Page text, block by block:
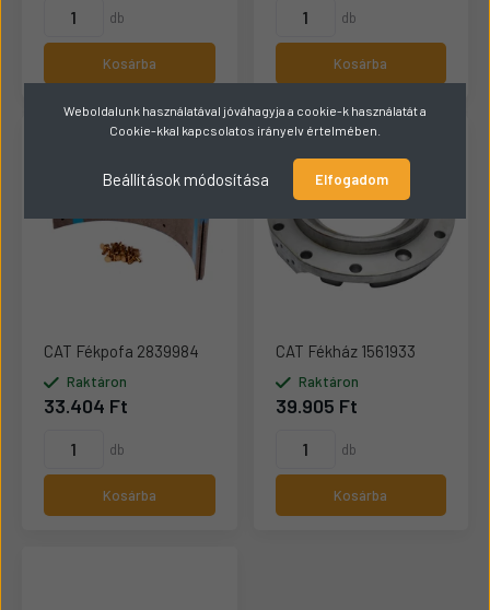
db
Kosárba
db
Kosárba
CAT Fékpofa 2839984
Raktáron
33.404 Ft
db
Kosárba
CAT Fékház 1561933
Raktáron
39.905 Ft
db
Kosárba
Weboldalunk használatával jóváhagyja a cookie-k használatát a
Cookie-kkal kapcsolatos irányelv értelmében.
Beállítások módosítása Elfogadom